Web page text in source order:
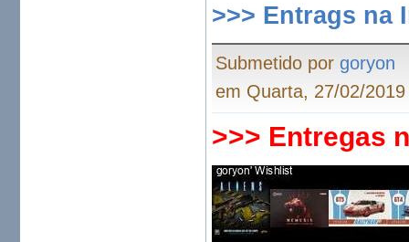
>>> Entrags na
Submetido porgoryon
em Quarta, 27/02/
>>> Entregas